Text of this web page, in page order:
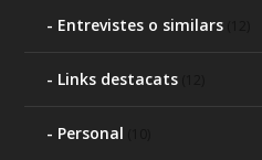
Entrevistes o similars
Links destacats
Personal